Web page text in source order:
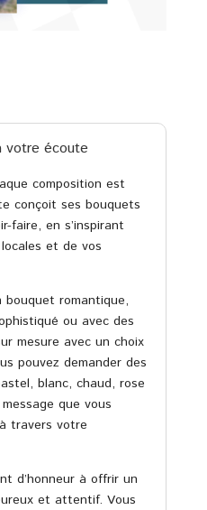
votre écoute
composition est
conçoit ses bouquets
faire, en s’inspirant
et de vos
bouquet romantique,
ou avec des
mesure avec un choix
pouvez demander des
blanc, chaud, rose
que vous
travers votre
d’honneur à offrir un
et attentif. Vous